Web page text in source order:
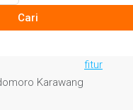
Cari
fitur
Karawang